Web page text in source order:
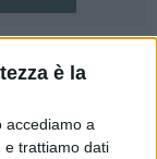
è la
accediamo a
e trattiamo dati
19, cambiano